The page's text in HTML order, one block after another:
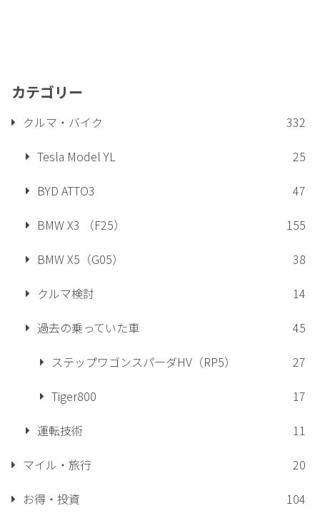
カテゴリー
クルマ・バイク
332
Tesla Model YL
25
BYD ATTO3
47
BMW X3 （F25）
155
BMW X5（G05）
38
クルマ検討
14
過去の乗っていた車
45
ステップワゴンスパーダHV（RP5）
27
Tiger800
17
運転技術
11
マイル・旅行
20
お得・投資
104